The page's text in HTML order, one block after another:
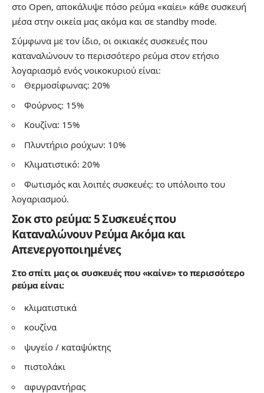
στο Open, αποκάλυψε πόσο ρεύμα «καίει» κάθε συσκευή
μέσα στην οικεία μας ακόμα και σε standby mode.
Σύμφωνα με τον ίδιο, οι οικιακές συσκευές που
καταναλώνουν το περισσότερο ρεύμα στον ετήσιο
λογαριασμό ενός νοικοκυριού είναι:
Θερμοσίφωνας: 20%
Φούρνος: 15%
Κουζίνα: 15%
Πλυντήριο ρούχων: 10%
Κλιματιστικό: 20%
Φωτισμός και λοιπές συσκευές: το υπόλοιπο του
λογαριασμού.
Σοκ στο ρεύμα: 5 Συσκευές που
Καταναλώνουν Ρεύμα Ακόμα και
Απενεργοποιημένες
Στο σπίτι μας οι συσκευές που «καίνε» το περισσότερο
ρεύμα είναι:
κλιματιστικά
κουζίνα
ψυγείο / καταψύκτης
πιστολάκι
αφυγραντήρας